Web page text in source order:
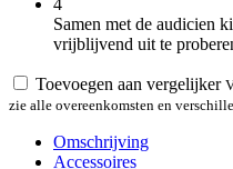
Samen met de audicien
vrijblijvend uit te
Toevoegen aan vergelijker
zie alle overeenkomsten en
Omschrijving
Accessoires